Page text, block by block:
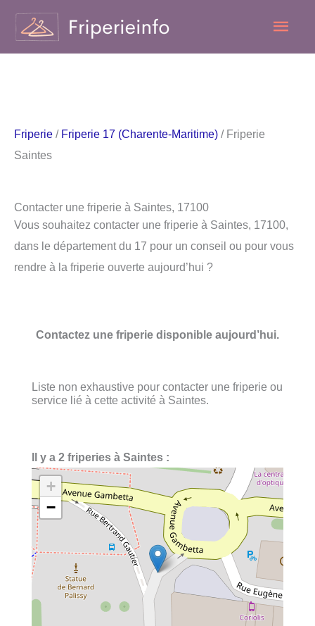
contenu
Friperie / Friperie 17 (Charente-Maritime) / Friperie
Saintes
Contacter une friperie à Saintes, 17100
Vous souhaitez contacter une friperie à Saintes, 17100,
dans le département du 17 pour un conseil ou pour vous
rendre à la friperie ouverte aujourd’hui ?
Contactez une friperie disponible aujourd’hui.
Liste non exhaustive pour contacter une friperie ou
service lié à cette activité à Saintes.
Il y a 2 friperies à Saintes :
+
−